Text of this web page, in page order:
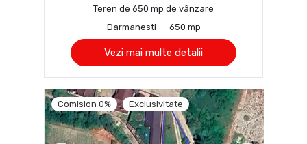
Teren de 650 mp de vânzare
Darmanesti
650 mp
Vezi mai multe detalii
Comision 0% Exclusivitate